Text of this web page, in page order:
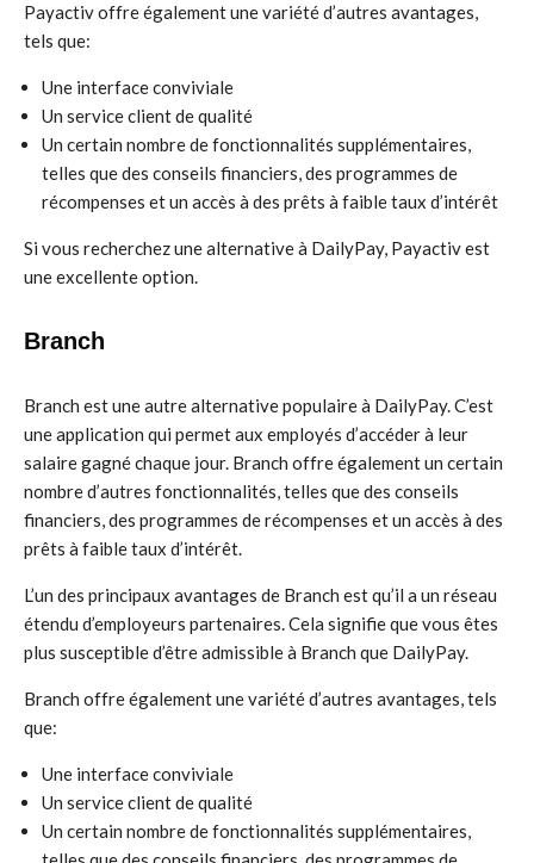
Payactiv offre également une variété d’autres avantages,
tels que:
Une interface conviviale
Un service client de qualité
Un certain nombre de fonctionnalités supplémentaires,
telles que des conseils financiers, des programmes de
récompenses et un accès à des prêts à faible taux d’intérêt
Si vous recherchez une alternative à DailyPay, Payactiv est
une excellente option.
Branch
Branch est une autre alternative populaire à DailyPay. C’est
une application qui permet aux employés d’accéder à leur
salaire gagné chaque jour. Branch offre également un certain
nombre d’autres fonctionnalités, telles que des conseils
financiers, des programmes de récompenses et un accès à des
prêts à faible taux d’intérêt.
L’un des principaux avantages de Branch est qu’il a un réseau
étendu d’employeurs partenaires. Cela signifie que vous êtes
plus susceptible d’être admissible à Branch que DailyPay.
Branch offre également une variété d’autres avantages, tels
que:
Une interface conviviale
Un service client de qualité
Un certain nombre de fonctionnalités supplémentaires,